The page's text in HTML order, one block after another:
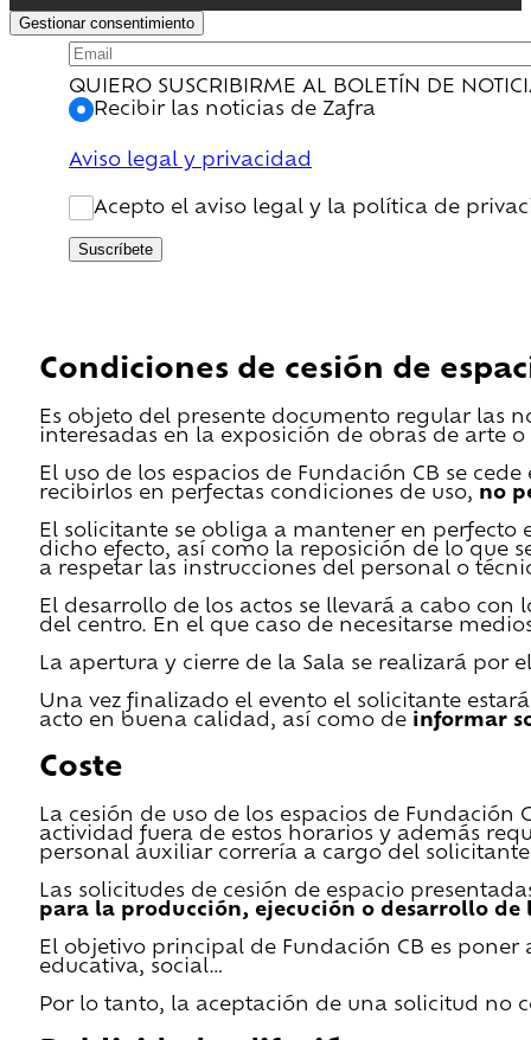
Gestionar consentimiento
QUIERO SUSCRIBIRME AL BOLETÍN DE
Recibir las noticias de Zafra
Aviso legal y privacidad
Acepto el aviso legal y la política de
Suscríbete
Condiciones de cesión de
Es objeto del presente documento regular las
interesadas en la exposición de obras de arte
El uso de los espacios de Fundación CB se
recibirlos en perfectas condiciones de uso, no
El solicitante se obliga a mantener en perfecto
dicho efecto, así como la reposición de lo que
a respetar las instrucciones del personal o
El desarrollo de los actos se llevará a cabo
del centro. En el que caso de necesitarse
La apertura y cierre de la Sala se realizará por
Una vez finalizado el evento el solicitante
acto en buena calidad, así como de informar
Coste
La cesión de uso de los espacios de
actividad fuera de estos horarios y además
personal auxiliar correría a cargo del
Las solicitudes de cesión de espacio
para la producción, ejecución o desarrollo de
El objetivo principal de Fundación CB es
educativa, social…
Por lo tanto, la aceptación de una solicitud